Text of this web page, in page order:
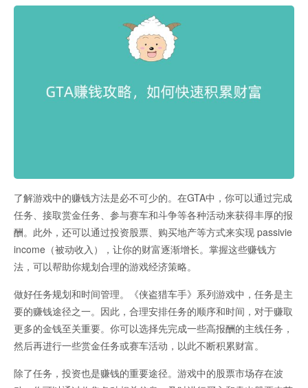
了解游戏中的赚钱方法是必不可少的。在GTA中，你可以通过完成
任务、接取赏金任务、参与赛车和斗争等各种活动来获得丰厚的报
酬。此外，还可以通过投资股票、购买地产等方式来实现 passivie
income（被动收入），让你的财富逐渐增长。掌握这些赚钱方
法，可以帮助你规划合理的游戏经济策略。
做好任务规划和时间管理。《侠盗猎车手》系列游戏中，任务是主
要的赚钱途径之一。因此，合理安排任务的顺序和时间，对于赚取
更多的金钱至关重要。你可以选择先完成一些高报酬的主线任务，
然后再进行一些赏金任务或赛车活动，以此不断积累财富。
除了任务，投资也是赚钱的重要途径。游戏中的股票市场存在波